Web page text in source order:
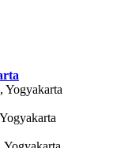
Yogyakarta